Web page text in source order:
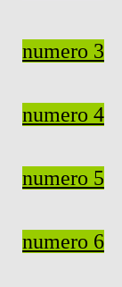
numero 3
numero 4
numero 5
numero 6